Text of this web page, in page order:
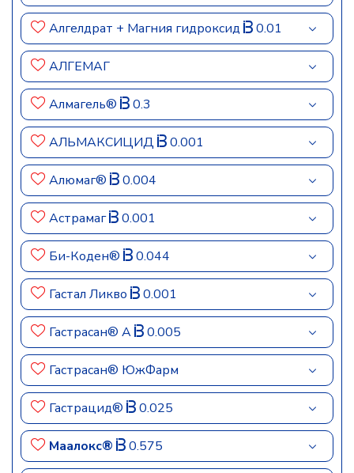
Алгелдрат + Магния гидроксид 0.01
АЛГЕМАГ
Алмагель® 0.3
АЛЬМАКСИЦИД 0.001
Алюмаг® 0.004
Астрамаг 0.001
Би-Коден® 0.044
Гастал Ликво 0.001
Гастрасан® А 0.005
Гастрасан® ЮжФарм
Гастрацид® 0.025
Маалокс® 0.575